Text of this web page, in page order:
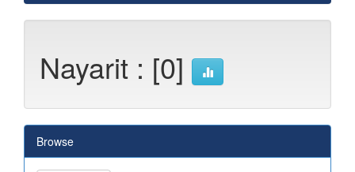
Nayarit : [0]
Browse